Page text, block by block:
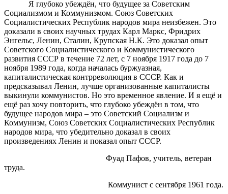
Я глубоко убеждён, что будущее за Советским
Социализмом и Коммунизмом. Союз Советских
Социалистических Республик народов мира неизбежен. Это
доказали в своих научных трудах Карл Маркс, Фридрих
Энгельс, Ленин, Сталин, Крупская Н.К. Это доказал опыт
Советского Социалистического и Коммунистического
развития СССР в течение 72 лет, с 7 ноября 1917 года до 7
ноября 1989 года, когда началась буржуазная,
капиталистическая контрреволюция в СССР. Как и
предсказывал Ленин, лучше организованные капиталисты
выкинули коммунистов. Но это временное явление. И я ещё и
ещё раз хочу повторить, что глубоко убеждён в том, что
будущее народов мира – это Советский Социализм и
Коммунизм, Союз Советских Социалистических Республик
народов мира, что убедительно доказал в своих
произведениях Ленин и показал опыт СССР.
Фуад Пафов, учитель, ветеран
труда.
Коммунист с сентября 1961 года.